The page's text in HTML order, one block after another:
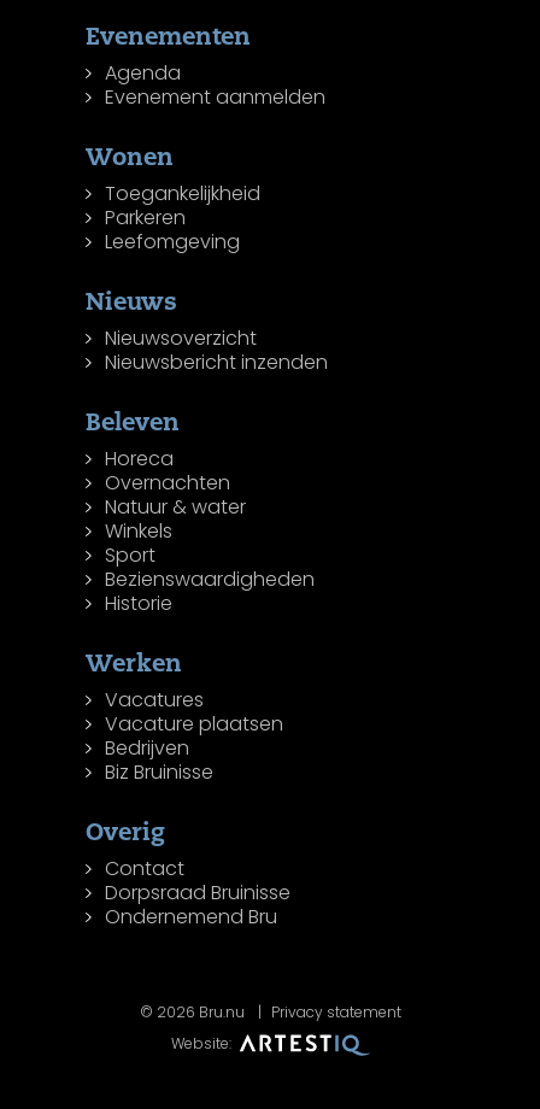
Evenementen
Agenda
Evenement aanmelden
Wonen
Toegankelijkheid
Parkeren
Leefomgeving
Nieuws
Nieuwsoverzicht
Nieuwsbericht inzenden
Beleven
Horeca
Overnachten
Natuur & water
Winkels
Sport
Bezienswaardigheden
Historie
Werken
Vacatures
Vacature plaatsen
Bedrijven
Biz Bruinisse
Overig
Contact
Dorpsraad Bruinisse
Ondernemend Bru
© 2026 Bru.nu
Privacy statement
Website: